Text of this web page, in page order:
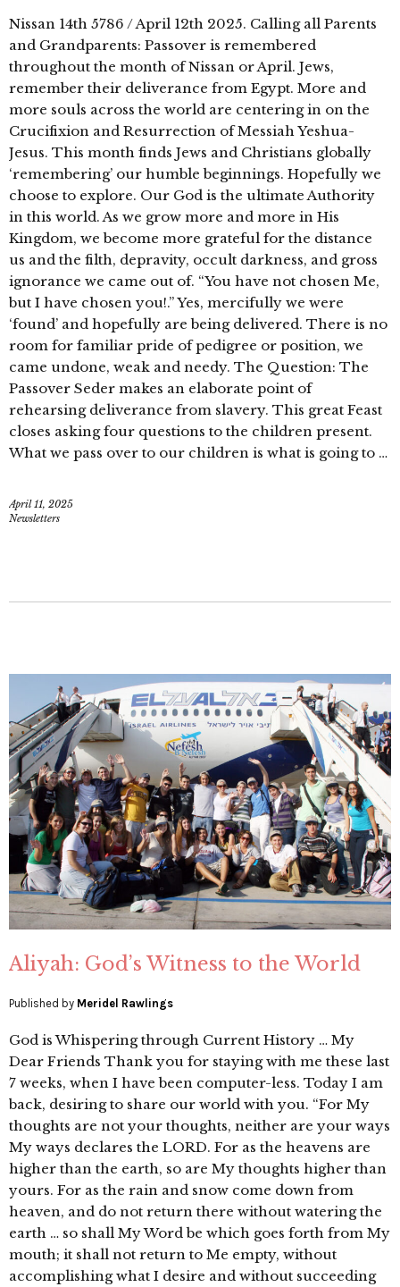
Nissan 14th 5786 / April 12th 2025. Calling all Parents
and Grandparents: Passover is remembered
throughout the month of Nissan or April. Jews,
remember their deliverance from Egypt. More and
more souls across the world are centering in on the
Crucifixion and Resurrection of Messiah Yeshua-
Jesus. This month finds Jews and Christians globally
‘remembering’ our humble beginnings. Hopefully we
choose to explore. Our God is the ultimate Authority
in this world. As we grow more and more in His
Kingdom, we become more grateful for the distance
us and the filth, depravity, occult darkness, and gross
ignorance we came out of. “You have not chosen Me,
but I have chosen you!.” Yes, mercifully we were
‘found’ and hopefully are being delivered. There is no
room for familiar pride of pedigree or position, we
came undone, weak and needy. The Question: The
Passover Seder makes an elaborate point of
rehearsing deliverance from slavery. This great Feast
closes asking four questions to the children present.
What we pass over to our children is what is going to …
April 11, 2025
Newsletters
Aliyah: God’s Witness to the World
Published by Meridel Rawlings
God is Whispering through Current History … My
Dear Friends Thank you for staying with me these last
7 weeks, when I have been computer-less. Today I am
back, desiring to share our world with you. “For My
thoughts are not your thoughts, neither are your ways
My ways declares the LORD. For as the heavens are
higher than the earth, so are My thoughts higher than
yours. For as the rain and snow come down from
heaven, and do not return there without watering the
earth … so shall My Word be which goes forth from My
mouth; it shall not return to Me empty, without
accomplishing what I desire and without succeeding